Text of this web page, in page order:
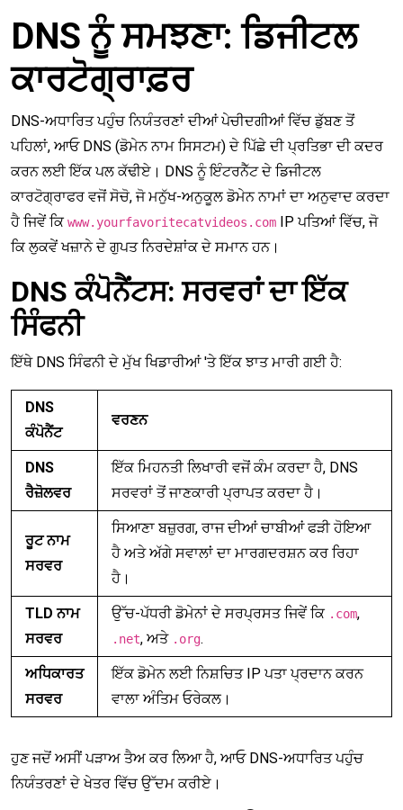
DNS ਨੂੰ ਸਮਝਣਾ: ਡਿਜੀਟਲ
ਕਾਰਟੋਗ੍ਰਾਫ਼ਰ
DNS-ਅਧਾਰਿਤ ਪਹੁੰਚ ਨਿਯੰਤਰਣਾਂ ਦੀਆਂ ਪੇਚੀਦਗੀਆਂ ਵਿੱਚ ਡੁੱਬਣ ਤੋਂ
ਪਹਿਲਾਂ, ਆਓ DNS (ਡੋਮੇਨ ਨਾਮ ਸਿਸਟਮ) ਦੇ ਪਿੱਛੇ ਦੀ ਪ੍ਰਤਿਭਾ ਦੀ ਕਦਰ
ਕਰਨ ਲਈ ਇੱਕ ਪਲ ਕੱਢੀਏ। DNS ਨੂੰ ਇੰਟਰਨੈੱਟ ਦੇ ਡਿਜੀਟਲ
ਕਾਰਟੋਗ੍ਰਾਫਰ ਵਜੋਂ ਸੋਚੋ, ਜੋ ਮਨੁੱਖ-ਅਨੁਕੂਲ ਡੋਮੇਨ ਨਾਮਾਂ ਦਾ ਅਨੁਵਾਦ ਕਰਦਾ
ਹੈ ਜਿਵੇਂ ਕਿwww.yourfavoritecatvideos.com IP ਪਤਿਆਂ ਵਿੱਚ, ਜੋ
ਕਿ ਲੁਕਵੇਂ ਖਜ਼ਾਨੇ ਦੇ ਗੁਪਤ ਨਿਰਦੇਸ਼ਾਂਕ ਦੇ ਸਮਾਨ ਹਨ।
DNS ਕੰਪੋਨੈਂਟਸ: ਸਰਵਰਾਂ ਦਾ ਇੱਕ
ਸਿੰਫਨੀ
ਇੱਥੇ DNS ਸਿੰਫਨੀ ਦੇ ਮੁੱਖ ਖਿਡਾਰੀਆਂ 'ਤੇ ਇੱਕ ਝਾਤ ਮਾਰੀ ਗਈ ਹੈ:
DNS
ਕੰਪੋਨੈਂਟ
ਵਰਣਨ
DNS
ਰੈਜ਼ੋਲਵਰ
ਇੱਕ ਮਿਹਨਤੀ ਲਿਖਾਰੀ ਵਜੋਂ ਕੰਮ ਕਰਦਾ ਹੈ, DNS
ਸਰਵਰਾਂ ਤੋਂ ਜਾਣਕਾਰੀ ਪ੍ਰਾਪਤ ਕਰਦਾ ਹੈ।
ਰੂਟ ਨਾਮ
ਸਰਵਰ
ਸਿਆਣਾ ਬਜ਼ੁਰਗ, ਰਾਜ ਦੀਆਂ ਚਾਬੀਆਂ ਫੜੀ ਹੋਇਆ
ਹੈ ਅਤੇ ਅੱਗੇ ਸਵਾਲਾਂ ਦਾ ਮਾਰਗਦਰਸ਼ਨ ਕਰ ਰਿਹਾ
ਹੈ।
TLD ਨਾਮ
ਸਰਵਰ
ਉੱਚ-ਪੱਧਰੀ ਡੋਮੇਨਾਂ ਦੇ ਸਰਪ੍ਰਸਤ ਜਿਵੇਂ ਕਿ .com,
.net, ਅਤੇ .org.
ਅਧਿਕਾਰਤ
ਸਰਵਰ
ਇੱਕ ਡੋਮੇਨ ਲਈ ਨਿਸ਼ਚਿਤ IP ਪਤਾ ਪ੍ਰਦਾਨ ਕਰਨ
ਵਾਲਾ ਅੰਤਿਮ ਓਰੇਕਲ।
ਹੁਣ ਜਦੋਂ ਅਸੀਂ ਪੜਾਅ ਤੈਅ ਕਰ ਲਿਆ ਹੈ, ਆਓ DNS-ਅਧਾਰਿਤ ਪਹੁੰਚ
ਨਿਯੰਤਰਣਾਂ ਦੇ ਖੇਤਰ ਵਿੱਚ ਉੱਦਮ ਕਰੀਏ।